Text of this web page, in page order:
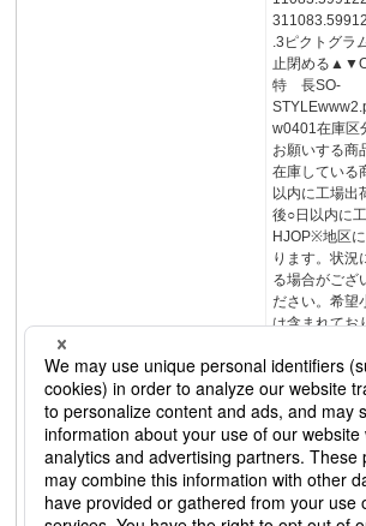
.3ピクトグ
止閉める
特 長SO-
w0401在庫区
お願いする商
在庫している
以内に工場出
後○日以内に
HJOP※地区
ります。状
る場合がござ
ださい。希望
は含まれてお
ックシリー
スイッチ
SOSTYLE機
ナイトライト
USBコンセン
通信系配線器
プレートスマ
ズSOSTYLE
ン配線器具4